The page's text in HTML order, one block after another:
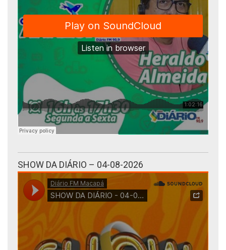
SHOW DA DIÁRIO – 04-08-2026